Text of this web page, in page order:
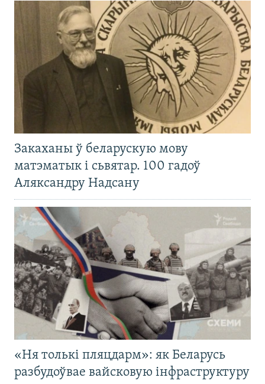
Закаханы ў беларускую мову
матэматык і сьвятар. 100 гадоў
Аляксандру Надсану
«Ня толькі пляцдарм»: як Беларусь
разбудоўвае вайсковую інфраструктуру